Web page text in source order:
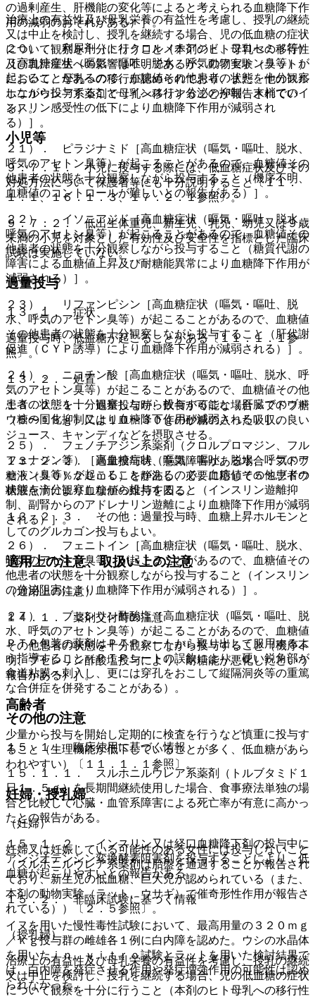
治療上の有益性及び母乳栄養の有益性を考慮し、授乳の継続
又は中止を検討し、授乳を継続する場合、児の低血糖の症状
について観察を十分に行うこと（本剤のヒト母乳への移行性
及び乳汁産生への影響は不明であるが、動物実験（ラット）
において、母乳への移行が認められており、また、他のスル
ホニルウレア系薬剤で母乳へ移行することが報告されてい
る）。
小児等
９．７．１． 小児に投与する際には、低血糖症状及びその
対処方法について保護者等にも十分説明すること〔１１．
１．１、１６．１．３、１７．２．１参照〕。
９．７．２． 低出生体重児、新生児、乳児、幼児又は９歳
未満の小児を対象とした有効性及び安全性を指標とした臨床
試験は実施していない。
過量投与
１３．１． 症状
過量投与時、低血糖が起こることがある〔１１．１．１参
照〕。
１３．２． 処置
１３．２．１． 過量投与時、飲食が可能な場合：ブドウ糖
（５〜１５ｇ）又は１０〜３０ｇの砂糖の入った吸収の良い
ジュース、キャンディなどを摂取させる。
１３．２．２． 過量投与時、意識障害がある場合：ブドウ
糖液（５０％２０ｍＬ）を静注し、必要に応じて５％ブドウ
糖液点滴により血糖値の維持を図る。
１３．２．３． その他：過量投与時、血糖上昇ホルモンと
してのグルカゴン投与もよい。
適用上の注意、取扱い上の注意
（適用上の注意）
１４．１． 薬剤交付時の注意
ＰＴＰ包装の薬剤はＰＴＰシートから取り出して服用するよ
う指導すること（ＰＴＰシートの誤飲により、硬い鋭角部が
食道粘膜へ刺入し、更には穿孔をおこして縦隔洞炎等の重篤
な合併症を併発することがある）。
その他の注意
１５．１． 臨床使用に基づく情報
１５．１．１． スルホニルウレア系薬剤（トルブタミド１
日１．５ｇ）を長期間継続使用した場合、食事療法単独の場
合と比較して心臓・血管系障害による死亡率が有意に高かっ
たとの報告がある。
１５．１．２． インスリン又は経口血糖降下剤の投与中に
アンジオテンシン変換酵素阻害剤を投与することにより、低
血糖が起こりやすいとの報告がある。
１５．２． 非臨床試験に基づく情報
イヌを用いた慢性毒性試験において、最高用量の３２０ｍｇ
／ｋｇ投与群の雌雄各１例に白内障を認めた。ウシの水晶体
を用いたｉｎ ｖｉｔｒｏ試験とラットを用いた検討結果で
は、白内障を発症させる作用や発症増強作用の可能性は認め
られなかった。
の過剰産生、肝機能の変化等によると考えられる血糖降下作
用の減弱のおそれがある）］。
２０）． 利尿剤（トリクロルメチアジド、フロセミド等）
［高血糖症状（嘔気・嘔吐、脱水、呼気のアセトン臭等）が
起こることがあるので、血糖値その他患者の状態を十分観察
しながら投与すること（インスリン分泌の抑制、末梢でのイ
ンスリン感受性の低下により血糖降下作用が減弱され
る）］。
２１）． ピラジナミド［高血糖症状（嘔気・嘔吐、脱水、
呼気のアセトン臭等）が起こることがあるので、血糖値その
他患者の状態を十分観察しながら投与すること（機序不明、
血糖値のコントロールが難しいとの報告がある）］。
２２）． イソニアジド［高血糖症状（嘔気・嘔吐、脱水、
呼気のアセトン臭等）が起こることがあるので、血糖値その
他患者の状態を十分観察しながら投与すること（糖質代謝の
障害による血糖値上昇及び耐糖能異常により血糖降下作用が
減弱される）］。
２３）． リファンピシン［高血糖症状（嘔気・嘔吐、脱
水、呼気のアセトン臭等）が起こることがあるので、血糖値
その他患者の状態を十分観察しながら投与すること（肝代謝
促進（ＣＹＰ誘導）により血糖降下作用が減弱される）］。
２４）． ニコチン酸［高血糖症状（嘔気・嘔吐、脱水、呼
気のアセトン臭等）が起こることがあるので、血糖値その他
患者の状態を十分観察しながら投与すること（肝臓でのブド
ウ糖の同化抑制により血糖降下作用が減弱される）］。
２５）． フェノチアジン系薬剤（クロルプロマジン、フル
フェナジン等）［高血糖症状（嘔気・嘔吐、脱水、呼気のア
セトン臭等）が起こることがあるので、血糖値その他患者の
状態を十分観察しながら投与すること（インスリン遊離抑
制、副腎からのアドレナリン遊離により血糖降下作用が減弱
される）］。
２６）． フェニトイン［高血糖症状（嘔気・嘔吐、脱水、
呼気のアセトン臭等）が起こることがあるので、血糖値その
他患者の状態を十分観察しながら投与すること（インスリン
の分泌阻害により血糖降下作用が減弱される）］。
２７）． ブセレリン酢酸塩［高血糖症状（嘔気・嘔吐、脱
水、呼気のアセトン臭等）が起こることがあるので、血糖値
その他患者の状態を十分観察しながら投与すること（機序不
明、ブセレリン酢酸塩投与により、耐糖能が悪化したという
報告がある）］。
高齢者
少量から投与を開始し定期的に検査を行うなど慎重に投与す
ること（生理機能が低下していることが多く、低血糖があら
われやすい）〔１１．１．１参照〕。
妊婦・授乳婦
（妊婦）
妊婦又は妊娠している可能性のある女性には投与しないこと
（スルホニルウレア系薬剤は胎盤を通過することが報告され
ており、新生児の低血糖、巨大児が認められている（また、
本剤の動物実験（ラット、ウサギ）で催奇形性作用が報告さ
れている））〔２．５参照〕。
（授乳婦）
治療上の有益性及び母乳栄養の有益性を考慮し、授乳の継続
又は中止を検討し、授乳を継続する場合、児の低血糖の症状
について観察を十分に行うこと（本剤のヒト母乳への移行性